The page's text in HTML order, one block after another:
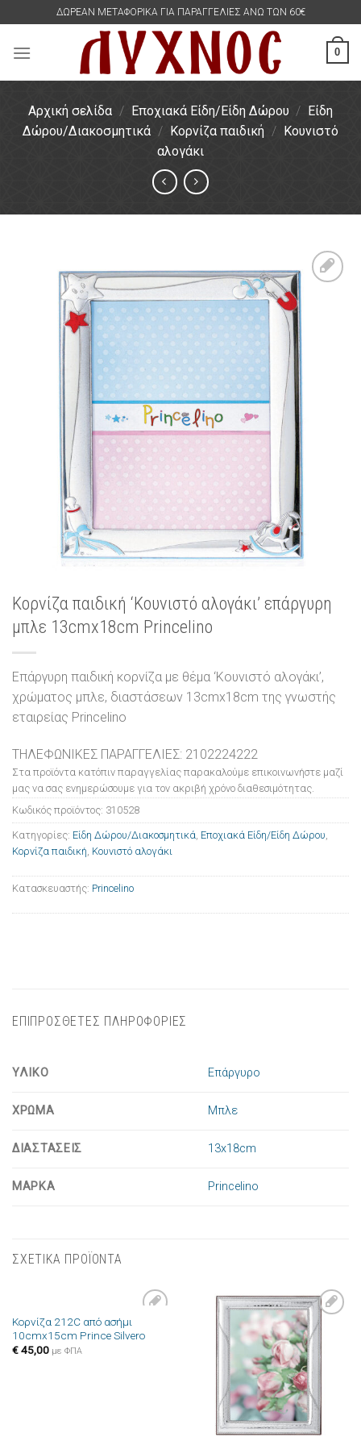
content
ΔΩΡΕΑΝ ΜΕΤΑΦΟΡΙΚΑ ΓΙΑ ΠΑΡΑΓΓΕΛΙΕΣ ΑΝΩ ΤΩΝ 60€
0
Αρχική σελίδα / Εποχιακά Είδη/Είδη Δώρου / Είδη
Δώρου/Διακοσμητικά / Κορνίζα παιδική / Κουνιστό
αλογάκι
Πρόσθήκη
λίστα
επιθυμιών
Κορνίζα παιδική ‘Κουνιστό αλογάκι’ επάργυρη
μπλε 13cmx18cm Princelino
Επάργυρη παιδική κορνίζα με θέμα ‘Κουνιστό αλογάκι’,
χρώματος μπλε, διαστάσεων 13cmx18cm της γνωστής
εταιρείας Princelino
ΤΗΛΕΦΩΝΙΚΕΣ ΠΑΡΑΓΓΕΛΙΕΣ: 2102224222
Στα προϊόντα κατόπιν παραγγελίας παρακαλούμε επικοινωνήστε μαζί
μας να σας ενημερώσουμε για τον ακριβή χρόνο διαθεσιμότητας.
Κωδικός προϊόντος: 310528
Κατηγορίες: Είδη Δώρου/Διακοσμητικά Εποχιακά Είδη/Είδη Δώρου
Κορνίζα παιδική Κουνιστό αλογάκι
Κατασκευαστής: Princelino
ΕΠΙΠΡΟΣΘΕΤΕΣ ΠΛΗΡΟΦΟΡΙΕΣ
ΥΛΙΚΟ Επάργυρο
ΧΡΩΜΑ Μπλε
ΔΙΑΣΤΑΣΕΙΣ 13x18cm
ΜΑΡΚΑ Princelino
ΣΧΕΤΙΚΑ ΠΡΟΪΟΝΤΑ
Πρόσθήκη
στην λίστα
Κορνίζα 212C από ασήμι
10cmx15cm Prince Silvero
€45,00 με ΦΠΑ
Πρόσθήκη
στην λίστα
επιθυμιών